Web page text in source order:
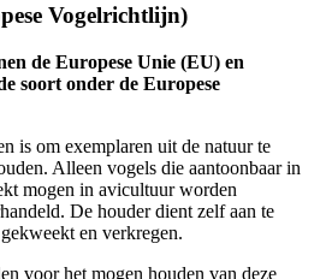
Vogelrichtlijn)
de Europese Unie (EU) en
soort onder de Europese
is om exemplaren uit de natuur te
Alleen vogels die aantoonbaar in
mogen in avicultuur worden
De houder dient zelf aan te
en verkregen.
voor het mogen houden van deze